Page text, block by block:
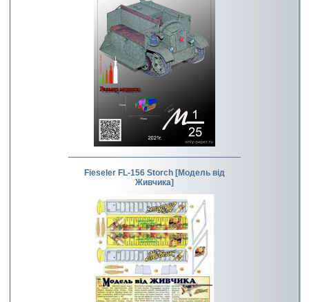
Fieseler FL-156 Storch [Модель від
Живчика]